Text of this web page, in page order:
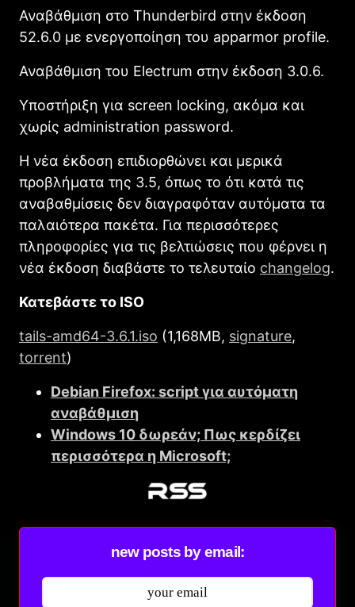
Αναβάθμιση στο Thunderbird στην έκδοση
52.6.0 με ενεργοποίηση του apparmor profile.
Αναβάθμιση του Electrum στην έκδοση 3.0.6.
Υποστήριξη για screen locking, ακόμα και
χωρίς administration password.
Η νέα έκδοση επιδιορθώνει και μερικά
προβλήματα της 3.5, όπως το ότι κατά τις
αναβαθμίσεις δεν διαγραφόταν αυτόματα τα
παλαιότερα πακέτα. Για περισσότερες
πληροφορίες για τις βελτιώσεις που φέρνει η
νέα έκδοση διαβάστε το τελευταίο changelog.
Κατεβάστε το ISO
tails-amd64-3.6.1.iso (1,168MB, signature,
torrent)
Debian Firefox: script για αυτόματη
αναβάθμιση
Windows 10 δωρεάν; Πως κερδίζει
περισσότερα η Microsoft;
new posts by email: